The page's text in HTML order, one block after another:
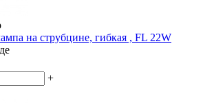
на струбцине, гибкая , FL 22W
+